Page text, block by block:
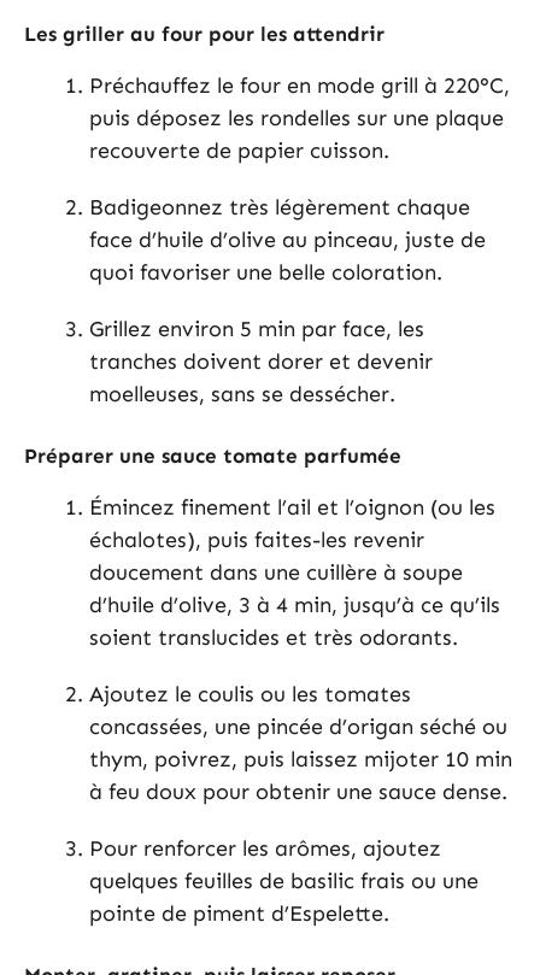
Les griller au four pour les attendrir
Préchauffez le four en mode grill à 220°C,
puis déposez les rondelles sur une plaque
recouverte de papier cuisson.
Badigeonnez très légèrement chaque
face d’huile d’olive au pinceau, juste de
quoi favoriser une belle coloration.
Grillez environ 5 min par face, les
tranches doivent dorer et devenir
moelleuses, sans se dessécher.
Préparer une sauce tomate parfumée
Émincez finement l’ail et l’oignon (ou les
échalotes), puis faites-les revenir
doucement dans une cuillère à soupe
d’huile d’olive, 3 à 4 min, jusqu’à ce qu’ils
soient translucides et très odorants.
Ajoutez le coulis ou les tomates
concassées, une pincée d’origan séché ou
thym, poivrez, puis laissez mijoter 10 min
à feu doux pour obtenir une sauce dense.
Pour renforcer les arômes, ajoutez
quelques feuilles de basilic frais ou une
pointe de piment d’Espelette.